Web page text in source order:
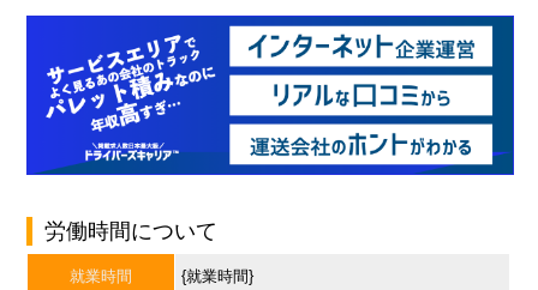
労働時間について
就業時間 {就業時間}